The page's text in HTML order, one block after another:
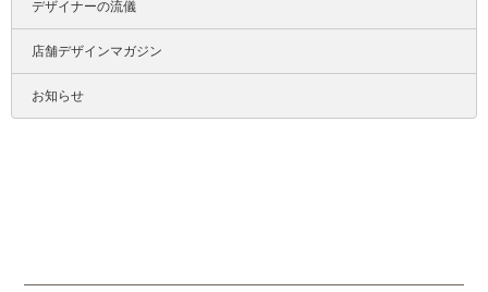
デザイナーの流儀
店舗デザインマガジン
お知らせ